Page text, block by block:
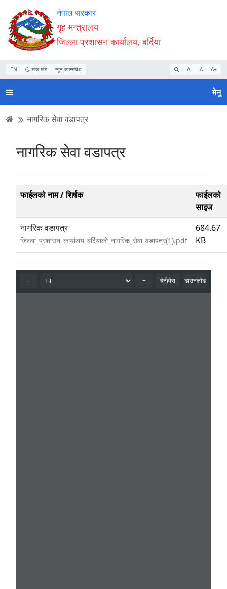
Accessibility
Mode
सुरु
गर्नुहोस्
सामाग्री
पढ्नुहाेस्
नेभिगेसन
पढ्नुहाेस्
वेबसाइट
खोजमा
जानुहोस्
नेपाल सरकार
गृह मन्त्रालय
जिल्ला प्रशासन कार्यालय, बर्दिया
EN डार्क मोड न्यून व्यान्डविथ A- A A+
मेनु
नागरिक सेवा वडापत्र
नागरिक सेवा वडापत्र
फाईलको नाम / शिर्षक
फाईलको
साइज
नागरिक वडापत्र
जिल्ला_प्रशासन_कार्यालय_बर्दियाको_नागरिक_सेवा_वडापत्र(1).pdf
684.67
KB